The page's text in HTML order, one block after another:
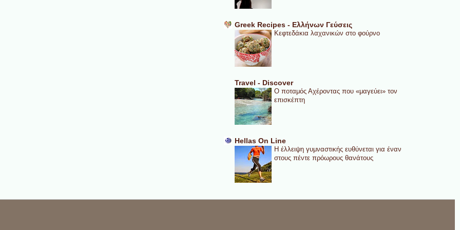
Greek Recipes - Ελλήνων Γεύσεις
Κεφτεδάκια λαχανικών στο φούρνο
Travel - Discover
Ο ποταμός Αχέροντας που «μαγεύει» τον
επισκέπτη
Hellas On Line
Η έλλειψη γυμναστικής ευθύνεται για έναν
στους πέντε πρόωρους θανάτους